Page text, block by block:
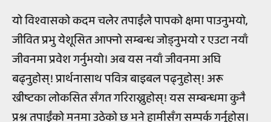
यो विश्वासको कदम चलेर तपाईंले पापको क्षमा पाउनुभयो,
जीवित प्रभु येशूसित आफ्नो सम्बन्ध जोड्नुभयो र एउटा नयाँ
जीवनमा प्रवेश गर्नुभयो। अब यस नयाँ जीवनमा अघि
बढ्नुहोस्! प्रार्थनासाथ पवित्र बाइबल पढ्नुहोस्! अरू
ख्रीष्टका लोकसित सँगत गरिराख्नुहोस्! यस सम्बन्धमा कुनै
प्रश्न तपाईंको मनमा उठेको छ भने हामीसँग सम्पर्क गर्नुहोस्‌।